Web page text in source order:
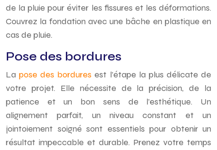
de la pluie pour éviter les fissures et les déformations.
Couvrez la fondation avec une bâche en plastique en
cas de pluie.
Pose des bordures
Lapose des borduresest l’étape la plus délicate de
votre projet. Elle nécessite de la précision, de la
patience et un bon sens de l’esthétique. Un
alignement parfait, un niveau constant et un
jointoiement soigné sont essentiels pour obtenir un
résultat impeccable et durable. Prenez votre temps